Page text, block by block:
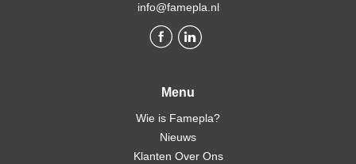
info@famepla.nl
Menu
Wie is Famepla?
Nieuws
Klanten Over Ons